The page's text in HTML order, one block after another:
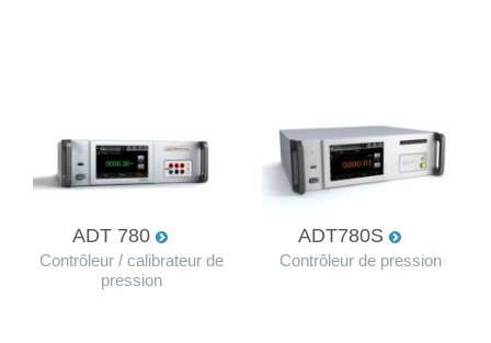
ADT 780
Contrôleur / calibrateur de
pression
ADT780S
Contrôleur de pression